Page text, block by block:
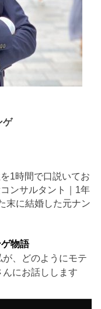
ゲ
1時間で口説いてお
ンサルタント｜1年
末に結婚した元ナン
物語
、どのようにモテ
にお話しします